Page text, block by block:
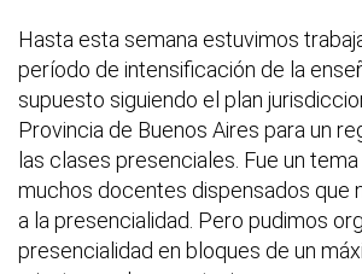
Hasta esta semana estuvimos
período de intensificación de la
supuesto siguiendo el plan
Provincia de Buenos Aires para un
las clases presenciales. Fue un
muchos docentes dispensados que
a la presencialidad. Pero pudimos
presencialidad en bloques de un